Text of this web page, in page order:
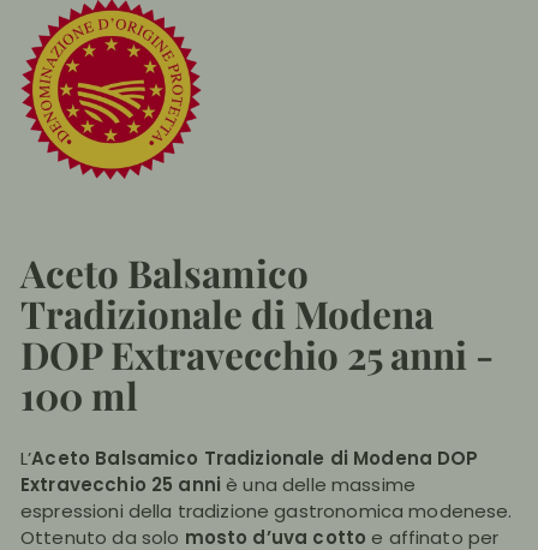
Aceto Balsamico
Tradizionale di Modena
DOP Extravecchio 25 anni -
100 ml
L’Aceto Balsamico Tradizionale di Modena DOP
Extravecchio 25 anni è una delle massime
espressioni della tradizione gastronomica modenese.
Ottenuto da solo mosto d’uva cotto e affinato per